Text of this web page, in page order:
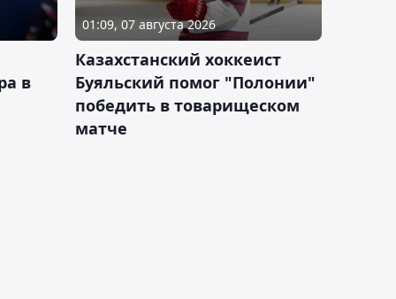
в
01:09, 07 августа 2026
Казахстанский хоккеист
Буяльский помог "Полонии"
победить в товарищеском
матче